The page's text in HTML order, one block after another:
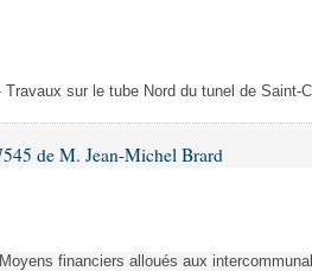
sur le tube Nord du tunel de Saint-
de M. Jean-Michel Brard
financiers alloués aux